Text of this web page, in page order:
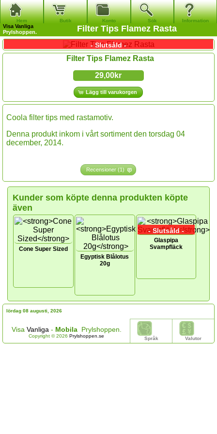
Hem Butik Konto Sök Information
Visa Vanliga
Prylshoppen.
Filter Tips Flamez Rasta
- Slutsåld -
Filter Tips Flamez Rasta
29,00kr
Lägg till varukorgen
Coola filter tips med rastamotiv.
Denna produkt inkom i vårt sortiment den torsdag 04
december, 2014.
Recensioner (1)
Kunder som köpte denna produkten köpte
även
Cone Super Sized
Egyptisk Blålotus
20g
- Slutsåld -
Glaspipa
Svampfläck
lördag 08 augusti, 2026
Visa Vanliga - MobilaPrylshoppen.
Copyright © 2026 Prylshoppen.se Språk Valutor